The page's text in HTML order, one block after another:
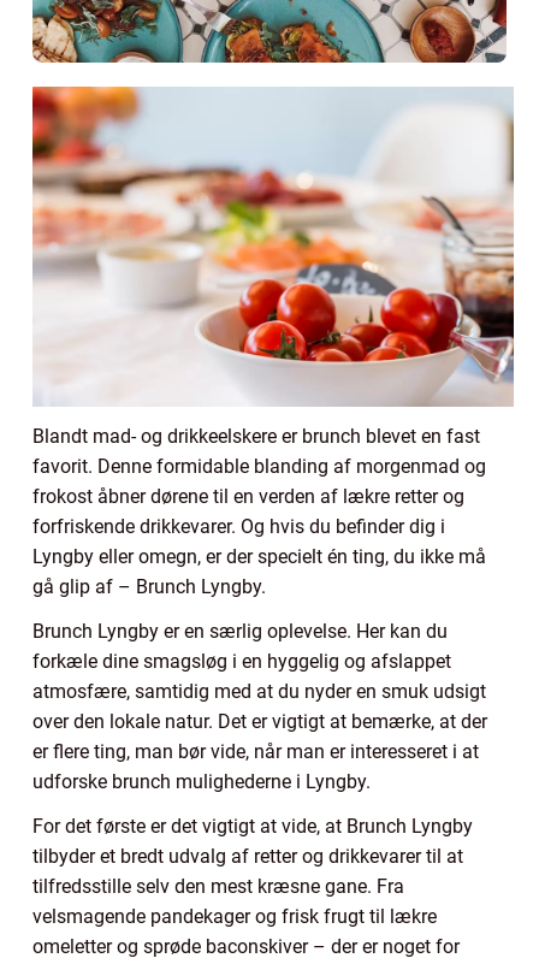
Blandt mad- og drikkeelskere er brunch blevet en fast
favorit. Denne formidable blanding af morgenmad og
frokost åbner dørene til en verden af lækre retter og
forfriskende drikkevarer. Og hvis du befinder dig i
Lyngby eller omegn, er der specielt én ting, du ikke må
gå glip af – Brunch Lyngby.
Brunch Lyngby er en særlig oplevelse. Her kan du
forkæle dine smagsløg i en hyggelig og afslappet
atmosfære, samtidig med at du nyder en smuk udsigt
over den lokale natur. Det er vigtigt at bemærke, at der
er flere ting, man bør vide, når man er interesseret i at
udforske brunch mulighederne i Lyngby.
For det første er det vigtigt at vide, at Brunch Lyngby
tilbyder et bredt udvalg af retter og drikkevarer til at
tilfredsstille selv den mest kræsne gane. Fra
velsmagende pandekager og frisk frugt til lækre
omeletter og sprøde baconskiver – der er noget for